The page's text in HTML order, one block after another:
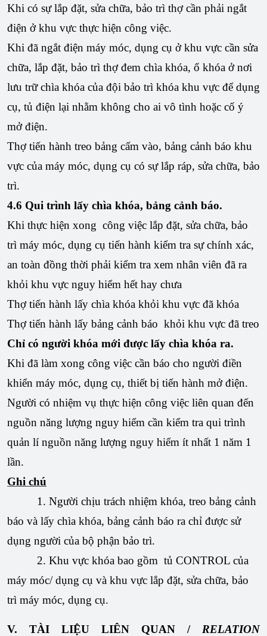
Khi có sự lắp đặt, sửa chữa, bảo trì thợ cần phải ngắt
điện ở khu vực thực hiện công việc.
Khi đã ngắt điện máy móc, dụng cụ ở khu vực cần sửa
chữa, lắp đặt, bảo trì thợ đem chìa khóa, ổ khóa ở nơi
lưu trữ chìa khóa của đội bảo trì khóa khu vực để dụng
cụ, tủ điện lại nhằm không cho ai vô tình hoặc cố ý
mở điện.
Thợ tiến hành treo bảng cấm vào, bảng cảnh báo khu
vực của máy móc, dụng cụ có sự lắp ráp, sửa chữa, bảo
trì.
4.6 Qui trình lấy chìa khóa, bảng cảnh báo.
Khi thực hiện xong công việc lắp đặt, sửa chữa, bảo
trì máy móc, dụng cụ tiến hành kiểm tra sự chính xác,
an toàn đồng thời phải kiểm tra xem nhân viên đã ra
khỏi khu vực nguy hiểm hết hay chưa
Thợ tiến hành lấy chìa khóa khỏi khu vực đã khóa
Thợ tiến hành lấy bảng cảnh báo khỏi khu vực đã treo
Chỉ có người khóa mới được lấy chìa khóa ra.
Khi đã làm xong công việc cần báo cho người điền
khiển máy móc, dụng cụ, thiết bị tiến hành mở điện.
Người có nhiệm vụ thực hiện công việc liên quan đến
nguồn năng lượng nguy hiểm cần kiểm tra qui trình
quản lí nguồn năng lượng nguy hiểm ít nhất 1 năm 1
lần.
Ghi chú
1. Người chịu trách nhiệm khóa, treo bảng cảnh
báo và lấy chìa khóa, bảng cảnh báo ra chỉ được sử
dụng người của bộ phận bảo trì.
2. Khu vực khóa bao gồm tủ CONTROL của
máy móc/ dụng cụ và khu vực lắp đặt, sửa chữa, bảo
trì máy móc, dụng cụ.
V. TÀI LIỆU LIÊN QUAN / RELATION